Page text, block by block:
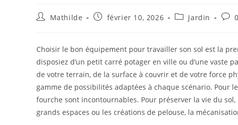
Mathilde février 10, 2026 Jardin
Choisir le bon équipement pour travailler son sol est la
disposiez d’un petit carré potager en ville ou d’une vaste
de votre terrain, de la surface à couvrir et de votre force
gamme de possibilités adaptées à chaque scénario. Pour
fourche sont incontournables. Pour préserver la vie du
grands espaces ou les créations de pelouse, la